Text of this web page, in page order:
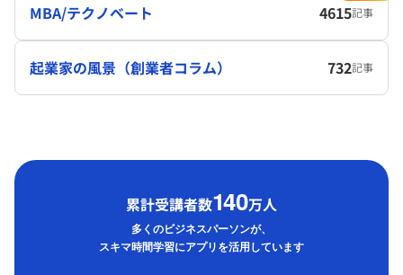
MBA/テクノベート 4615記事
起業家の風景（創業者コラム） 732記事
累計受講者数140万人
多くのビジネスパーソンが、
スキマ時間学習にアプリを活用しています